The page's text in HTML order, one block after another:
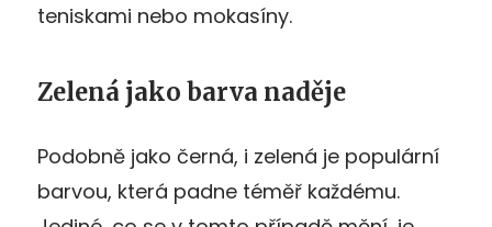
teniskami nebo mokasíny.
Zelená jako barva naděje
Podobně jako černá, i zelená je populární
barvou, která padne téměř každému.